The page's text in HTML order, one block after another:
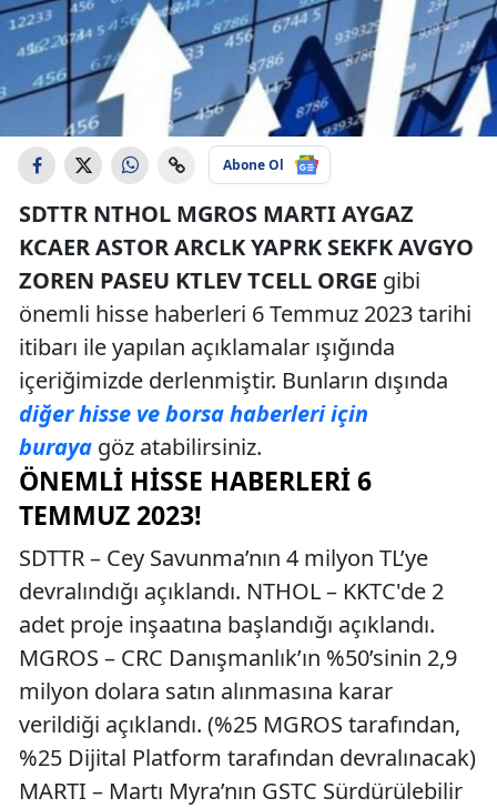
Abone Ol
SDTTR NTHOL MGROS MARTI AYGAZ
KCAER ASTOR ARCLK YAPRK SEKFK AVGYO
ZOREN PASEU KTLEV TCELL ORGE gibi
önemli hisse haberleri 6 Temmuz 2023 tarihi
itibarı ile yapılan açıklamalar ışığında
içeriğimizde derlenmiştir. Bunların dışında
diğer hisse ve borsa haberleri için
buraya göz atabilirsiniz.
ÖNEMLI HISSE HABERLERI 6
TEMMUZ 2023!
SDTTR – Cey Savunma’nın 4 milyon TL’ye
devralındığı açıklandı. NTHOL – KKTC'de 2
adet proje inşaatına başlandığı açıklandı.
MGROS – CRC Danışmanlık’ın %50’sinin 2,9
milyon dolara satın alınmasına karar
verildiği açıklandı. (%25 MGROS tarafından,
%25 Dijital Platform tarafından devralınacak)
MARTI – Martı Myra’nın GSTC Sürdürülebilir